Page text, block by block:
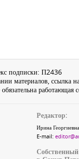
подписки: П2436
материалов, ссылка
работающая
Редактор:
Ирина
E-mail: